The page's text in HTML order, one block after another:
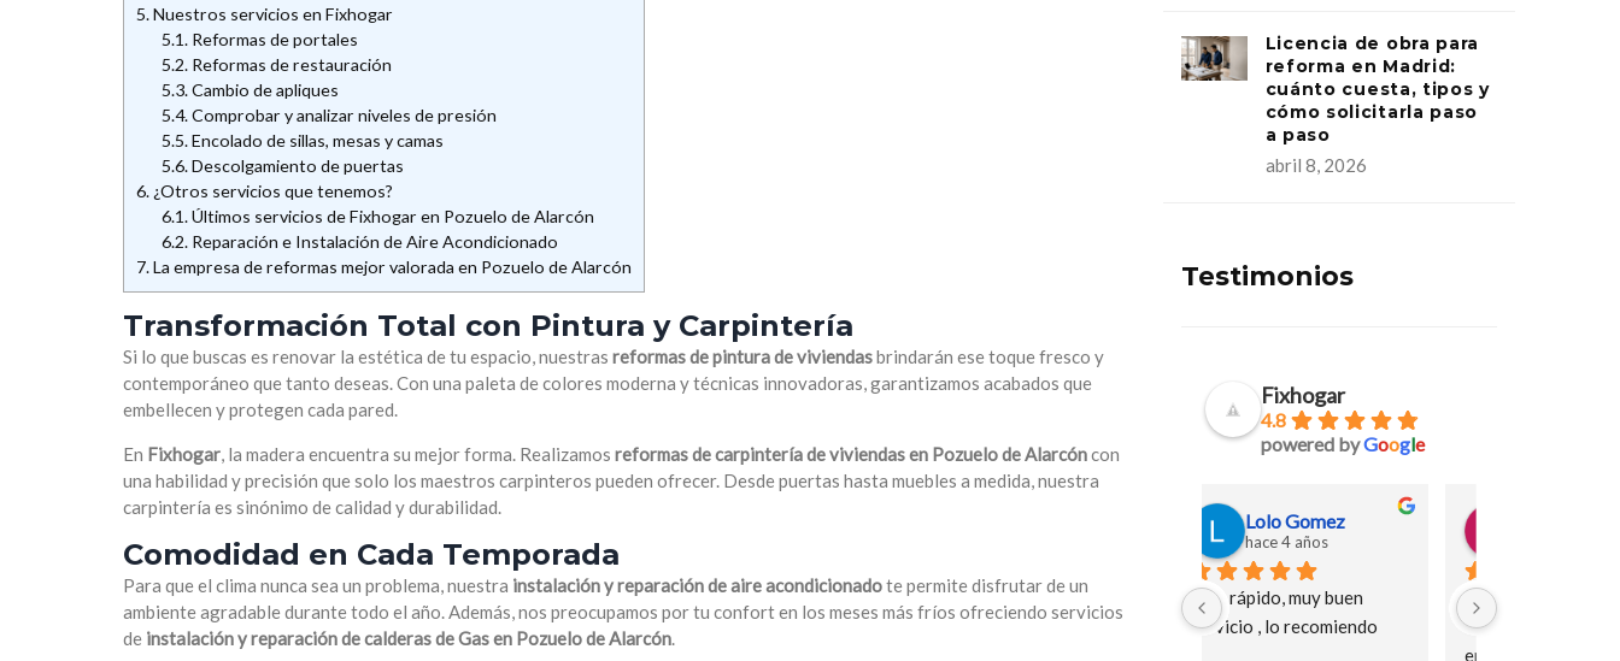
5.Nuestros servicios en Fixhogar
5.1. Reformas de portales
5.2. Reformas de restauración
5.3.Cambio de apliques
5.4.Comprobar y analizar niveles de presión
5.5.Encolado de sillas, mesas y camas
5.6.Descolgamiento de puertas
6. ¿Otros servicios que tenemos?
6.1.Últimos servicios de Fixhogar en Pozuelo de Alarcón
6.2. Reparación e Instalación de Aire Acondicionado
7.La empresa de reformas mejor valorada en Pozuelo de Alarcón
Transformación Total con Pintura y Carpintería
Si lo que buscas es renovar la estética de tu espacio, nuestras reformas de pintura de viviendasbrindarán ese toque fresco y
contemporáneo que tanto deseas. Con una paleta de colores moderna y técnicas innovadoras, garantizamos acabados que
embellecen y protegen cada pared.
En Fixhogar, la madera encuentra su mejor forma. Realizamos reformas de carpintería de viviendas en Pozuelo de Alarcóncon
una habilidad y precisión que solo los maestros carpinteros pueden ofrecer. Desde puertas hasta muebles a medida, nuestra
carpintería es sinónimo de calidad y durabilidad.
Comodidad en Cada Temporada
Para que el clima nunca sea un problema, nuestra instalación y reparación de aire acondicionadote permite disfrutar de un
ambiente agradable durante todo el año. Además, nos preocupamos por tu confort en los meses más fríos ofreciendo servicios
de instalación y reparación de calderas de Gas en Pozuelo de Alarcón.
Licencia de obra para
reforma en Madrid:
cuánto cuesta, tipos y
cómo solicitarla paso
a paso
abril 8, 2026
Testimonios
Fixhogar
4.8
powered byGoogle
Muy rápido, muy buen
servicio , lo recomiendo
Paloma Zuazu
hace 4 años
Acudieron el mismo día que
les llame y fueron rápidos